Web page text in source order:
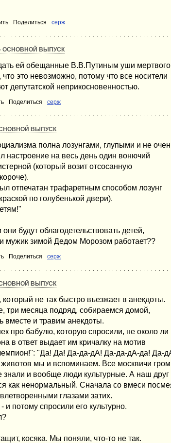
Поделиться серж
- ОСНОВНОЙ ВЫПУСК
ей обещанные В.В.Путиным уши мертвого
это невозможно, потому что все носители
депутатской неприкосновенностью.
Поделиться серж
ВЫПУСК
полна лозунгами, глупыми и не
на весь день один вонючий
(который возит отсосанную
отпечатан трафаретным способом лозунг
по голубенькой двери).
будут облагодетельствовать детей,
мужик зимой Дедом Морозом работает??
Поделиться серж
ВЫПУСК
не так быстро въезжает в анекдоты.
три месяца подряд, собираемся домой,
вместе и травим анекдоты.
про бабулю, которую спросили, не около ли
в ответ выдает им кричалку на мотив
"Да! Да! Да-да-дА! Да-да-дА-да! Да-
мы и вспоминаем. Все москвичи
знали и вообще люди культурные. А наш друг
как ненормальный. Сначала со вмеси
глазами затих.
потому спросили его культурно.
косяка. Мы поняли, что-то не так.